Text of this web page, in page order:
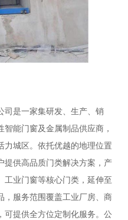
司是一家集研发、生产、销
能门窗及金属制品供应商，
力城区。依托优越的地理位置
提供高品质门类解决方案，产
工业门窗等核心门类，延伸至
，服务范围覆盖工业厂房、商
可提供全方位定制化服务。公